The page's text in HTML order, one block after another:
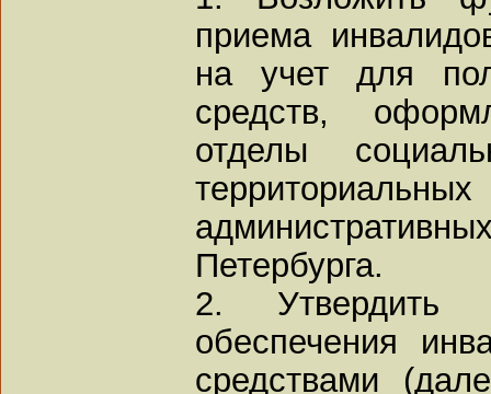
приема
на учет для
средств,
отделы
Петербурга.
2. Утвердить
обеспечения
средствами